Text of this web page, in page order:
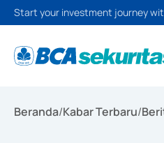
Start your investment journey
Beranda/Kabar Terbaru/